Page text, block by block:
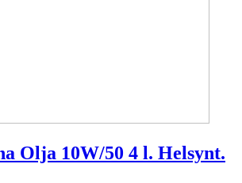
Olja 10W/50 4 l. Helsynt.